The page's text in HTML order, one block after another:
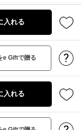
入れる
e Giftで贈る ?
入れる